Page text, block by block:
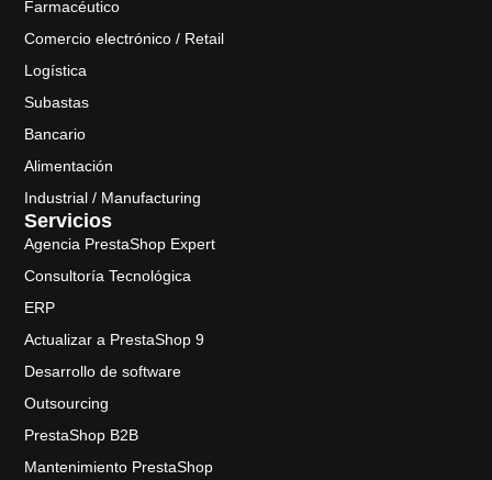
Farmacéutico
Comercio electrónico / Retail
Logística
Subastas
Bancario
Alimentación
Industrial / Manufacturing
Servicios
Agencia PrestaShop Expert
Consultoría Tecnológica
ERP
Actualizar a PrestaShop 9
Desarrollo de software
Outsourcing
PrestaShop B2B
Mantenimiento PrestaShop